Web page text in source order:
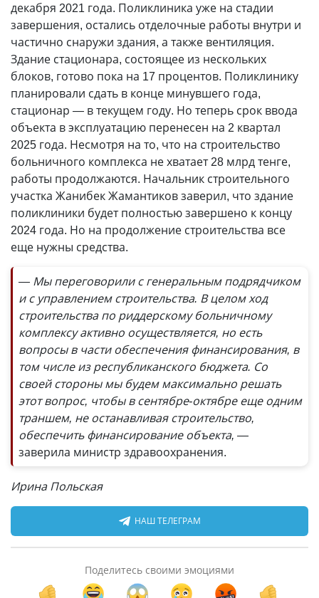
декабря 2021 года. Поликлиника уже на стадии
завершения, остались отделочные работы внутри и
частично снаружи здания, а также вентиляция.
Здание стационара, состоящее из нескольких
блоков, готово пока на 17 процентов. Поликлинику
планировали сдать в конце минувшего года,
стационар — в текущем году. Но теперь срок ввода
объекта в эксплуатацию перенесен на 2 квартал
2025 года. Несмотря на то, что на строительство
больничного комплекса не хватает 28 млрд тенге,
работы продолжаются. Начальник строительного
участка Жанибек Жамантиков заверил, что здание
поликлиники будет полностью завершено к концу
2024 года. Но на продолжение строительства все
еще нужны средства.
— Мы переговорили с генеральным подрядчиком
и с управлением строительства. В целом ход
строительства по риддерскому больничному
комплексу активно осуществляется, но есть
вопросы в части обеспечения финансирования, в
том числе из республиканского бюджета. Со
своей стороны мы будем максимально решать
этот вопрос, чтобы в сентябре-октябре еще одним
траншем, не останавливая строительство,
обеспечить финансирование объекта, —
заверила министр здравоохранения.
Ирина Польская
НАШ ТЕЛЕГРАМ
Поделитесь своими эмоциями